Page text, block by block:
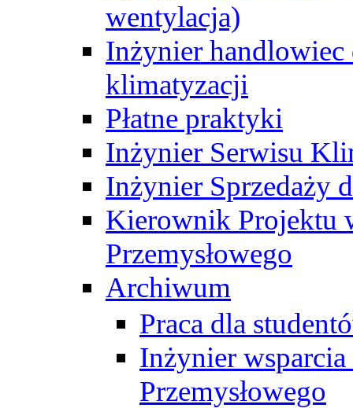
wentylacja)
Inżynier handlowiec
klimatyzacji
Płatne praktyki
Inżynier Serwisu
Inżynier Sprzedaży
Kierownik Projektu
Przemysłowego
Archiwum
Praca dla
Inżynier wsparcia
Przemysłowego